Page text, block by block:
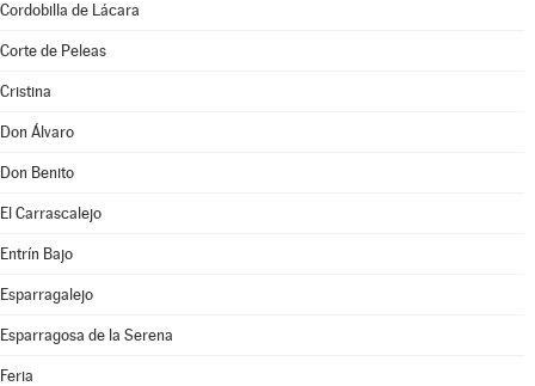
Cordobilla de Lácara
Corte de Peleas
Cristina
Don Álvaro
Don Benito
El Carrascalejo
Entrín Bajo
Esparragalejo
Esparragosa de la Serena
Feria